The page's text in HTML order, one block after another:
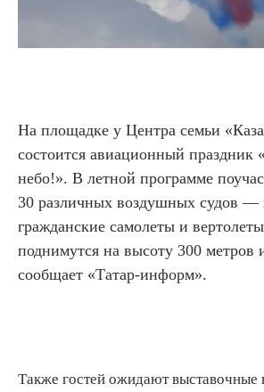
На площадке у Центра семьи
состоится авиационный
небо!». В летной программе
30 различных воздушных судов —
гражданские самолеты и
поднимутся на высоту 300 метров
сообщает «Татар-информ».
Также гостей ожидают выставочные